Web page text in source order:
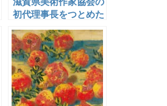
初代理事長をつとめた
疋田春湖